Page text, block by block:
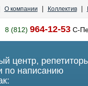
О компании | Коллектив|
8 (812) 964-12-53С-
центр,
по написанию